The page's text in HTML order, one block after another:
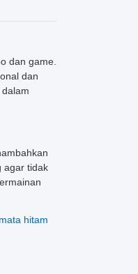
dan game.
dan
agar tidak
hitam